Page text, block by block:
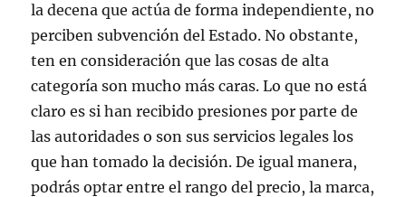
la decena que actúa de forma independiente, no
perciben subvención del Estado. No obstante,
ten en consideración que las cosas de alta
categoría son mucho más caras. Lo que no está
claro es si han recibido presiones por parte de
las autoridades o son sus servicios legales los
que han tomado la decisión. De igual manera,
podrás optar entre el rango del precio, la marca,